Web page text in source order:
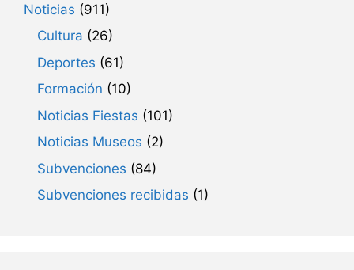
Noticias (911)
Cultura (26)
Deportes (61)
Formación (10)
Noticias Fiestas (101)
Noticias Museos (2)
Subvenciones (84)
Subvenciones recibidas (1)